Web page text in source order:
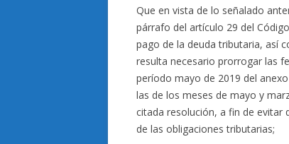
Que en vista de lo señalado
párrafo del artículo 29 del
pago de la deuda tributaria, así
resulta necesario prorrogar las
período mayo de 2019 del
las de los meses de mayo y
citada resolución, a fin de evitar
de las obligaciones tributarias;